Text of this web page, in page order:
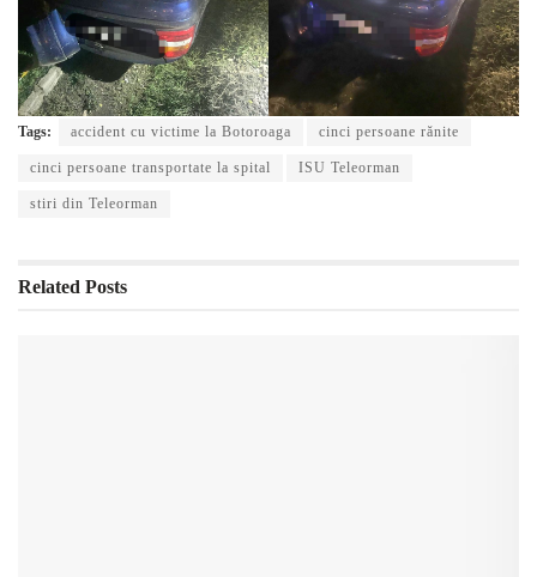
Tags: accident cu victime la Botoroaga cinci persoane rănite
cinci persoane transportate la spital ISU Teleorman
stiri din Teleorman
Related Posts